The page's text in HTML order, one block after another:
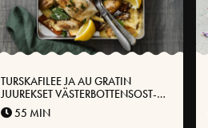
TURSKAFILEE JA AU GRATIN
JUUREKSET VÄSTERBOTTENSOST-
PEITOLLA®
55 MIN